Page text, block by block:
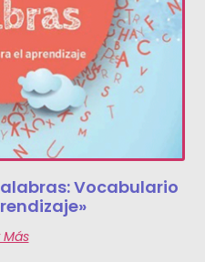
Vocabulario
Más